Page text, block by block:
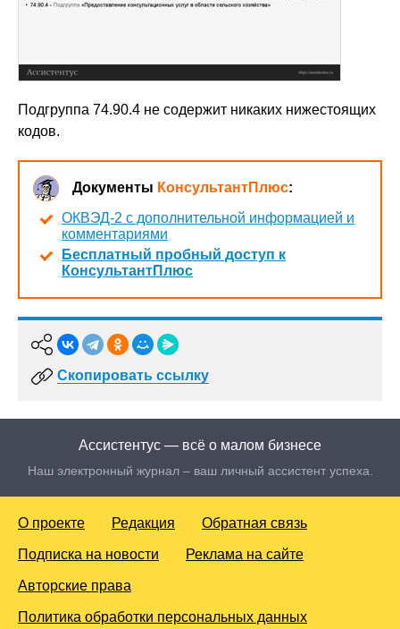
Подгруппа 74.90.4 не содержит никаких нижестоящих
кодов.
Документы КонсультантПлюс:
ОКВЭД-2 с дополнительной информацией и
комментариями
Бесплатный пробный доступ к
КонсультантПлюс
Скопировать ссылку
Ассистентус — всё о малом бизнесе
Наш электронный журнал – ваш личный ассистент успеха.
О проекте Редакция Обратная связь
Подписка на новости Реклама на сайте
Авторские права
Политика обработки персональных данных